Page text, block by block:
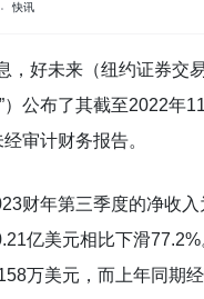
快讯
，好未来（纽约证券交
）公布了其截至2022年
审计财务报告。
财年第三季度的净收入
亿美元相比下滑
万美元，而上年同期